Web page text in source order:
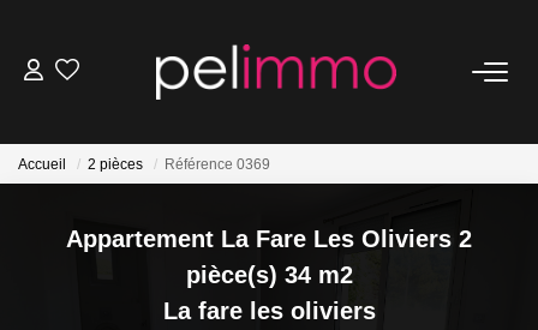
Accueil 2 pièces Référence 0369
Appartement La Fare Les Oliviers 2
pièce(s) 34 m2
La fare les oliviers